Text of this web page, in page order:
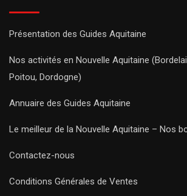
Présentation des Guides Aquitaine
Nos activités en Nouvelle Aquitaine
Poitou, Dordogne)
Annuaire des Guides Aquitaine
Le meilleur de la Nouvelle Aquitaine – Nos
Contactez-nous
Conditions Générales de Ventes